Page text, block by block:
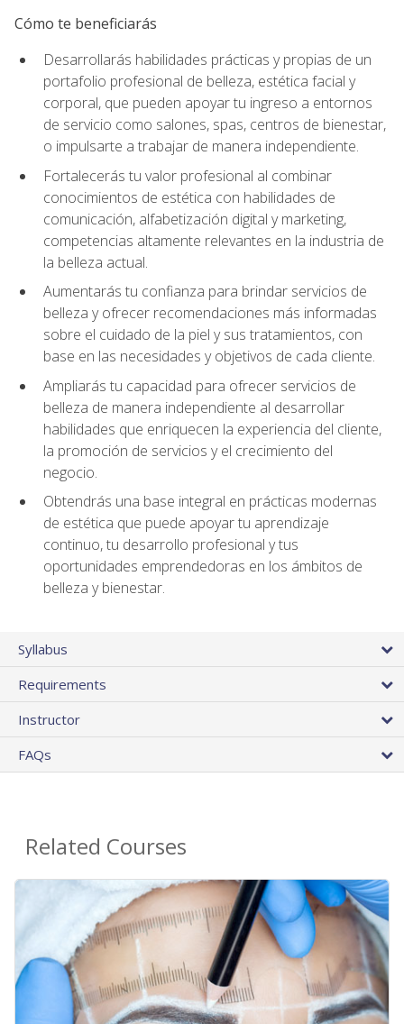
Cómo te beneficiarás
Desarrollarás habilidades prácticas y propias de un
portafolio profesional de belleza, estética facial y
corporal, que pueden apoyar tu ingreso a entornos
de servicio como salones, spas, centros de bienestar,
o impulsarte a trabajar de manera independiente.
Fortalecerás tu valor profesional al combinar
conocimientos de estética con habilidades de
comunicación, alfabetización digital y marketing,
competencias altamente relevantes en la industria de
la belleza actual.
Aumentarás tu confianza para brindar servicios de
belleza y ofrecer recomendaciones más informadas
sobre el cuidado de la piel y sus tratamientos, con
base en las necesidades y objetivos de cada cliente.
Ampliarás tu capacidad para ofrecer servicios de
belleza de manera independiente al desarrollar
habilidades que enriquecen la experiencia del cliente,
la promoción de servicios y el crecimiento del
negocio.
Obtendrás una base integral en prácticas modernas
de estética que puede apoyar tu aprendizaje
continuo, tu desarrollo profesional y tus
oportunidades emprendedoras en los ámbitos de
belleza y bienestar.
Syllabus
Requirements
Instructor
FAQs
Related Courses